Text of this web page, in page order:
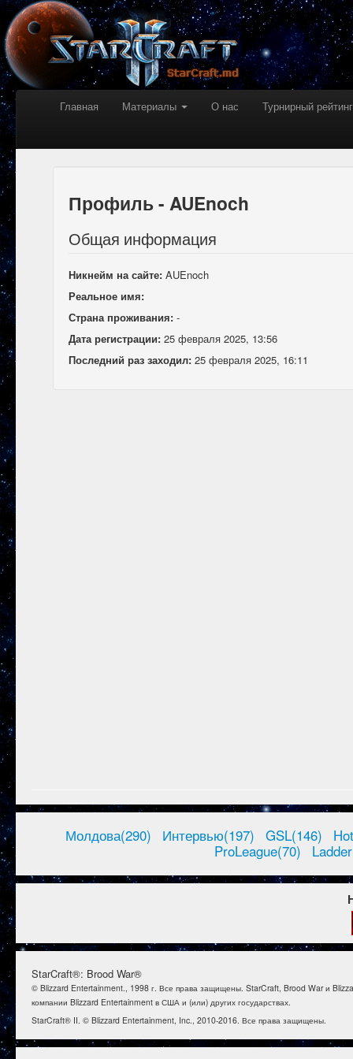
Главная Материалы О нас Турнирный рейтинг
Профиль - AUEnoch
Общая информация
Никнейм на сайте: AUEnoch
Реальное имя:
Страна проживания: -
Дата регистрации: 25 февраля 2025, 13:56
Последний раз заходил: 25 февраля 2025, 16:11
Молдова(290) Интервью(197) GSL(146)
ProLeague(70)
StarCraft®: Brood War®
© Blizzard Entertainment., 1998 г. Все права защищены. StarCraft, Brood War и
компании Blizzard Entertainment в США и (или) других государствах.
StarCraft® II. © Blizzard Entertainment, Inc., 2010-2016. Все права защищены.